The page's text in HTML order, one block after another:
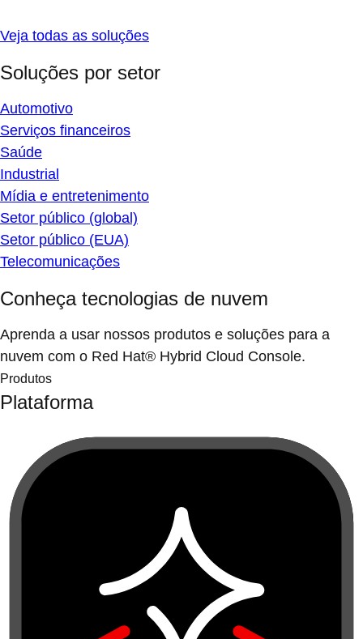
Veja todas as soluções
Soluções por setor
Automotivo
Serviços financeiros
Saúde
Industrial
Mídia e entretenimento
Setor público (global)
Setor público (EUA)
Telecomunicações
Conheça tecnologias de nuvem
Aprenda a usar nossos produtos e soluções para a
nuvem com o Red Hat® Hybrid Cloud Console.
Produtos
Plataforma